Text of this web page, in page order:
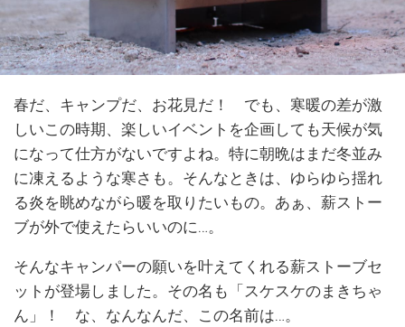
春だ、キャンプだ、お花見だ！ でも、寒暖の差が激
しいこの時期、楽しいイベントを企画しても天候が気
になって仕方がないですよね。特に朝晩はまだ冬並み
に凍えるような寒さも。そんなときは、ゆらゆら揺れ
る炎を眺めながら暖を取りたいもの。あぁ、薪ストー
ブが外で使えたらいいのに…。
そんなキャンパーの願いを叶えてくれる薪ストーブセ
ットが登場しました。その名も「スケスケのまきちゃ
ん」！ な、なんなんだ、この名前は…。